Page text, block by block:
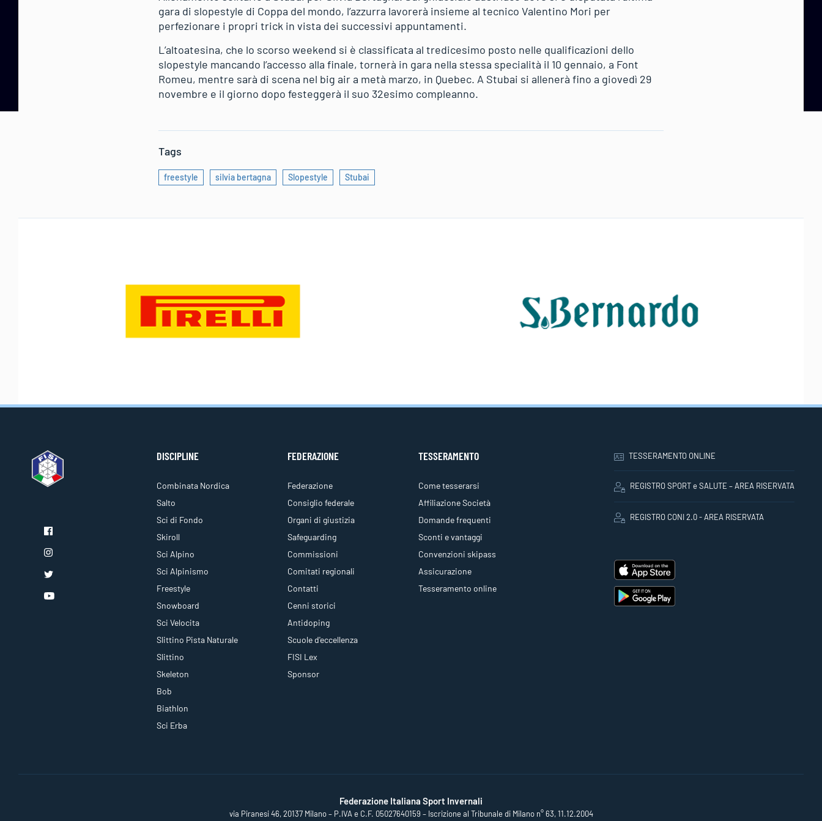
gara di slopestyle di Coppa del mondo, l’azzurra lavorerà insieme al tecnico Valentino Mori per
perfezionare i propri trick in vista dei successivi appuntamenti.
L’altoatesina, che lo scorso weekend si è classificata al tredicesimo posto nelle qualificazioni dello
slopestyle mancando l’accesso alla finale, tornerà in gara nella stessa specialità il 10 gennaio, a Font
Romeu, mentre sarà di scena nel big air a metà marzo, in Quebec. A Stubai si allenerà fino a giovedì 29
novembre e il giorno dopo festeggerà il suo 32esimo compleanno.
Tags
freestyle silvia bertagna Slopestyle Stubai
DISCIPLINE
Combinata Nordica
Salto
Sci di Fondo
Skiroll
Sci Alpino
Sci Alpinismo
Freestyle
Snowboard
Sci Velocita
Slittino Pista Naturale
Slittino
Skeleton
Bob
Biathlon
Sci Erba
FEDERAZIONE
Federazione
Consiglio federale
Organi di giustizia
Safeguarding
Commissioni
Comitati regionali
Contatti
Cenni storici
Antidoping
Scuole d'eccellenza
FISI Lex
Sponsor
TESSERAMENTO
Come tesserarsi
Affiliazione Società
Domande frequenti
Sconti e vantaggi
Convenzioni skipass
Assicurazione
Tesseramento online
TESSERAMENTO ONLINE
REGISTRO SPORT e SALUTE – AREA RISERVATA
REGISTRO CONI 2.0 - AREA RISERVATA
Federazione Italiana Sport Invernali
via Piranesi 46, 20137 Milano – P.IVA e C.F. 05027640159 – Iscrizione al Tribunale di Milano n° 63, 11.12.2004